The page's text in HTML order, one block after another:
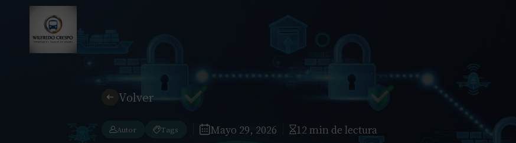
Volver
Autor Tags Mayo 29, 2026 12 min de lectura